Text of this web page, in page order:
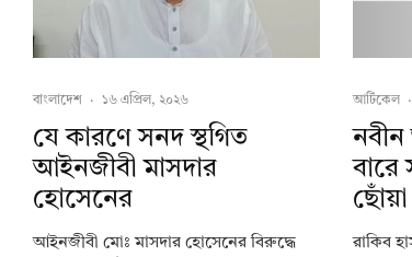
বাংলাদেশ · ১৬ এপ্রিল, ২০২৬
যে কারণে সনদ স্থগিত
আইনজীবী মাসদার
হোসেনের
আইনজীবী মোঃ মাসদার হোসেনের বিরুদ্ধে
আর্টিকেল ·
ছোঁয়া
রাকিব